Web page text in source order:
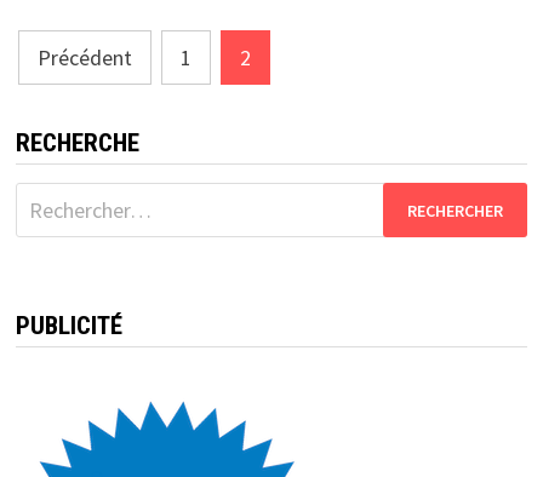
Pagination
des
publications
Précédent 1 2
RECHERCHE
Rechercher :
PUBLICITÉ